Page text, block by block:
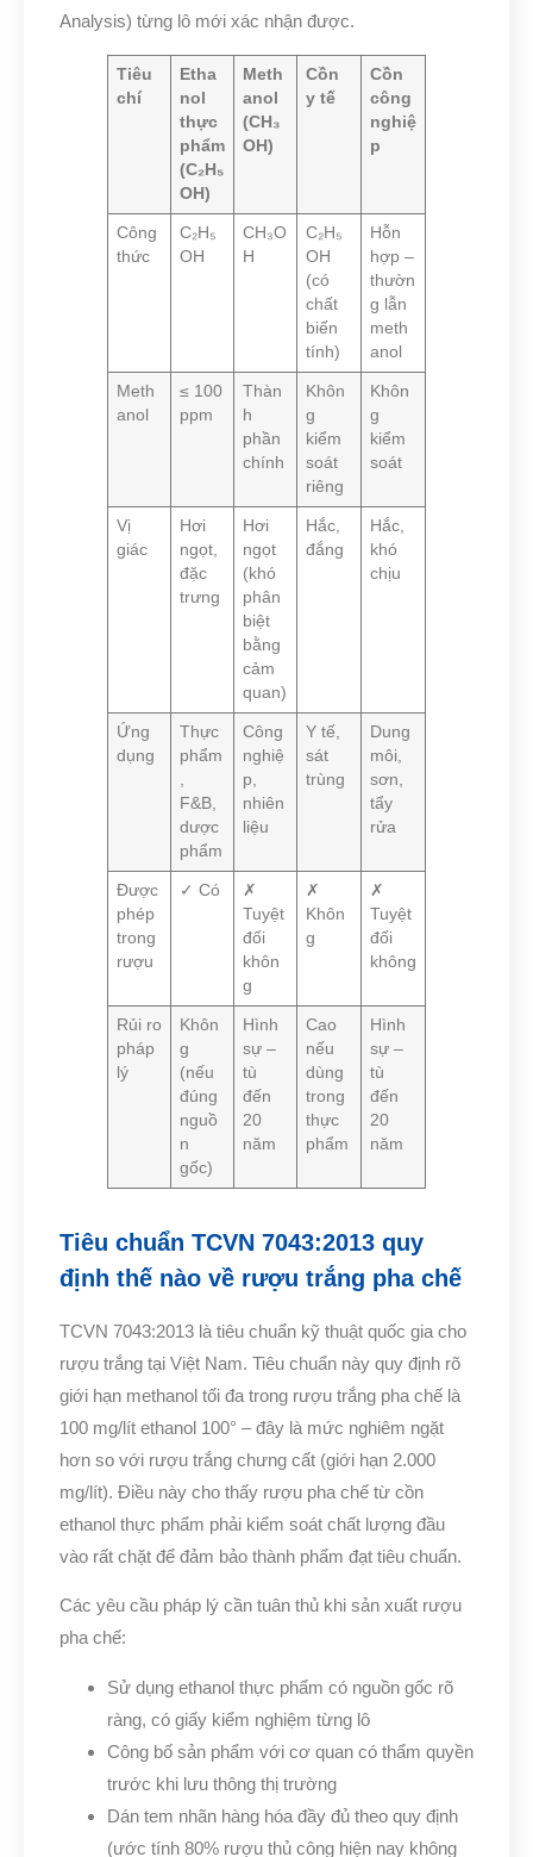
Analysis) từng lô mới xác nhận được.
Tiêu
chí
Etha
nol
thực
phẩm
(C₂H₅
OH)
Meth
anol
(CH₃
OH)
Cồn
y tế
Cồn
công
nghiệ
p
Công
thức
C₂H₅
OH
CH₃O
H
C₂H₅
OH
(có
chất
biến
tính)
Hỗn
hợp –
thườn
g lẫn
meth
anol
Meth
anol
≤ 100
ppm
Thàn
h
phần
chính
Khôn
g
kiểm
soát
riêng
Khôn
g
kiểm
soát
Vị
giác
Hơi
ngọt,
đặc
trưng
Hơi
ngọt
(khó
phân
biệt
bằng
cảm
quan)
Hắc,
đắng
Hắc,
khó
chịu
Ứng
dụng
Thực
phẩm
F&B,
dược
phẩm
Công
nghiệ
p,
nhiên
liệu
Y tế,
sát
trùng
Dung
môi,
sơn,
tẩy
rửa
Được
phép
trong
rượu
✓ Có
✗
Tuyệt
đối
khôn
g
✗
Khôn
g
✗
Tuyệt
đối
không
Rủi ro
pháp
lý
Khôn
g
(nếu
đúng
nguồ
n
gốc)
Hình
sự –
tù
đến
20
năm
Cao
nếu
dùng
trong
thực
phẩm
Hình
sự –
tù
đến
20
năm
Tiêu chuẩn TCVN 7043:2013 quy
định thế nào về rượu trắng pha chế
TCVN 7043:2013 là tiêu chuẩn kỹ thuật quốc gia cho
rượu trắng tại Việt Nam. Tiêu chuẩn này quy định rõ
giới hạn methanol tối đa trong rượu trắng pha chế là
100 mg/lít ethanol 100° – đây là mức nghiêm ngặt
hơn so với rượu trắng chưng cất (giới hạn 2.000
mg/lít). Điều này cho thấy rượu pha chế từ cồn
ethanol thực phẩm phải kiểm soát chất lượng đầu
vào rất chặt để đảm bảo thành phẩm đạt tiêu chuẩn.
Các yêu cầu pháp lý cần tuân thủ khi sản xuất rượu
pha chế:
Sử dụng ethanol thực phẩm có nguồn gốc rõ
ràng, có giấy kiểm nghiệm từng lô
Công bố sản phẩm với cơ quan có thẩm quyền
trước khi lưu thông thị trường
Dán tem nhãn hàng hóa đầy đủ theo quy định
(ước tính 80% rượu thủ công hiện nay không